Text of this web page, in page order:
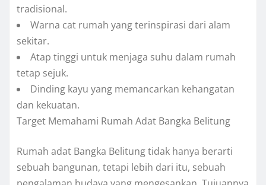
tradisional.
Warna cat rumah yang terinspirasi dari alam
sekitar.
Atap tinggi untuk menjaga suhu dalam rumah
tetap sejuk.
Dinding kayu yang memancarkan kehangatan
dan kekuatan.
Target Memahami Rumah Adat Bangka Belitung
Rumah adat Bangka Belitung tidak hanya berarti
sebuah bangunan, tetapi lebih dari itu, sebuah